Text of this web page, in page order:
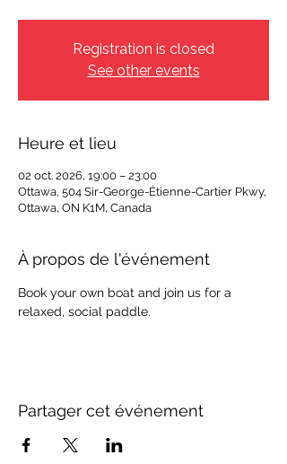
Registration is closed
See other events
Heure et lieu
02 oct. 2026, 19:00 – 23:00
Ottawa, 504 Sir-George-Étienne-Cartier Pkwy,
Ottawa, ON K1M, Canada
À propos de l'événement
Book your own boat and join us for a
relaxed, social paddle.
Partager cet événement